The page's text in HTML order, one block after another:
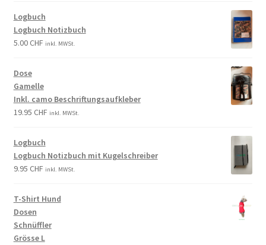
Logbuch
Logbuch Notizbuch
5.00CHF inkl. MWSt.
Dose
Gamelle
Inkl. camo Beschriftungsaufkleber
19.95 CHF inkl. MWSt.
Logbuch
Logbuch Notizbuch mit Kugelschreiber
9.95 CHF inkl. MWSt.
T-Shirt Hund
Dosen
Schnüffler
Grösse L